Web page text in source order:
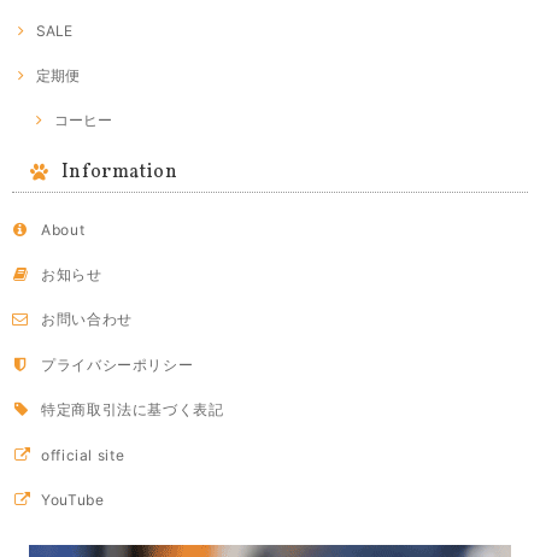
SALE
定期便
コーヒー
Information
About
お知らせ
お問い合わせ
プライバシーポリシー
特定商取引法に基づく表記
official site
YouTube